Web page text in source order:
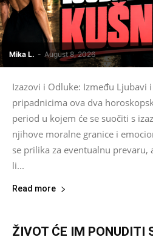
Mika L. - August 8, 2026
Izazovi i Odluke: Između Ljubavi
pripadnicima ova dva
period u kojem će se suočiti s
njihove moralne granice i
se prilika za eventualnu prevaru,
li...
Read more
ŽIVOT ĆE IM PONUDITI